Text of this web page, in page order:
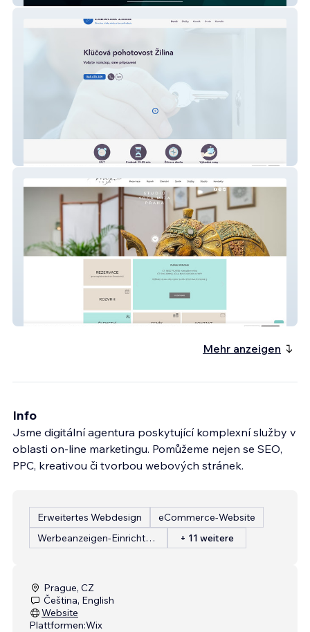
Zamočník Žilina
Studio Yoga Mija
Mehr anzeigen
Info
Jsme digitální agentura poskytující komplexní služby v
oblasti on-line marketingu. Pomůžeme nejen se SEO,
PPC, kreativou či tvorbou webových stránek.
Erweitertes Webdesign
eCommerce-Website
Werbeanzeigen-Einrichtung
+ 11 weitere
Prague, CZ
Čeština, English
Website
Plattformen:Wix